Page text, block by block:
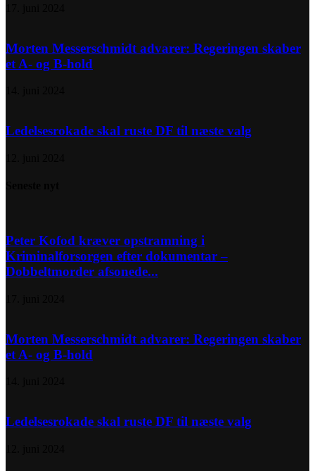
Morten Messerschmidt advarer: Regeringen skaber
et A- og B-hold
Ledelsesrokade skal ruste DF til næste valg
Peter Kofod kræver opstramning i
Kriminalforsorgen efter dokumentar –
Dobbeltmorder afsonede...
Morten Messerschmidt advarer: Regeringen skaber
et A- og B-hold
Ledelsesrokade skal ruste DF til næste valg